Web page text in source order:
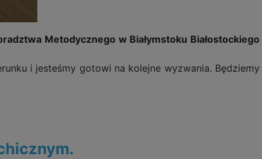
Metodycznego w Białymstoku Białostockiego
i jesteśmy gotowi na kolejne wyzwania. Będziemy